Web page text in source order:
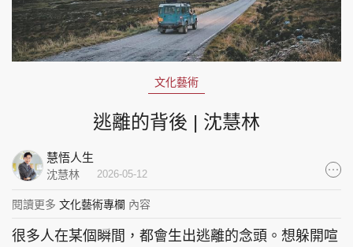
東周食玩通 會員活動
集團旗下品牌
文化藝術
逃離的背後 | 沈慧林
慧悟人生
沈慧林 2026-05-12
閱讀更多 文化藝術專欄 內容
很多人在某個瞬間，都會生出逃離的念頭。想躲開喧